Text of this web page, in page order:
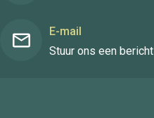
E-mail
Stuur ons een bericht